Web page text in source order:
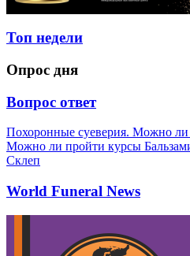
Топ недели
Опрос дня
Вопрос ответ
Похоронные суеверия. Можно ли
Можно ли пройти курсы
Склеп
World Funeral News